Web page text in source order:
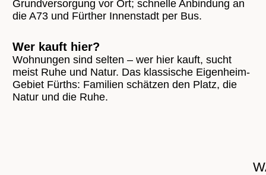
Grundversorgung vor Ort; schnelle Anbindung an
die A73 und Fürther Innenstadt per Bus.
Wer kauft hier?
Wohnungen sind selten – wer hier kauft, sucht
meist Ruhe und Natur. Das klassische Eigenheim-
Gebiet Fürths: Familien schätzen den Platz, die
Natur und die Ruhe.